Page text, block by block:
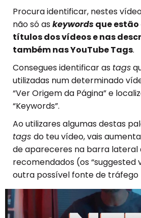
Procura identificar, nestes
não só askeywordsque
títulos dos vídeos e nas
também nas YouTube Tags.
Consegues identificar as tags
utilizadas num determinado
“Ver Origem da Página” e
“Keywords”.
Ao utilizares algumas destas
tags do teu vídeo, vais
de apareceres na barra lateral
recomendados (os “suggested
outra possível fonte de tráfego